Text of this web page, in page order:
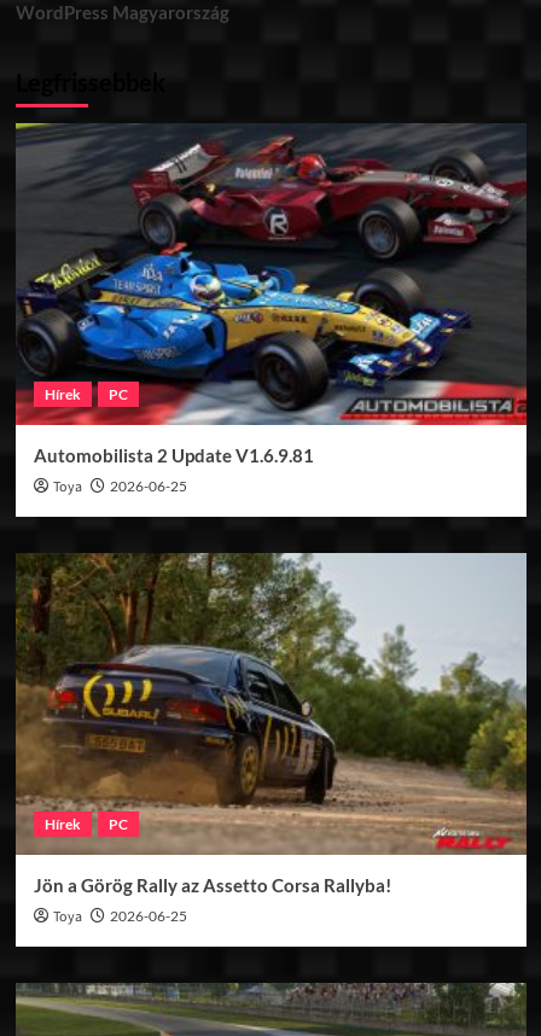
WordPress Magyarország
Hírek PC
Automobilista 2 Update V1.6.9.81
Toya 2026-06-25
Hírek PC
Jön a Görög Rally az Assetto Corsa Rallyba!
Toya 2026-06-25